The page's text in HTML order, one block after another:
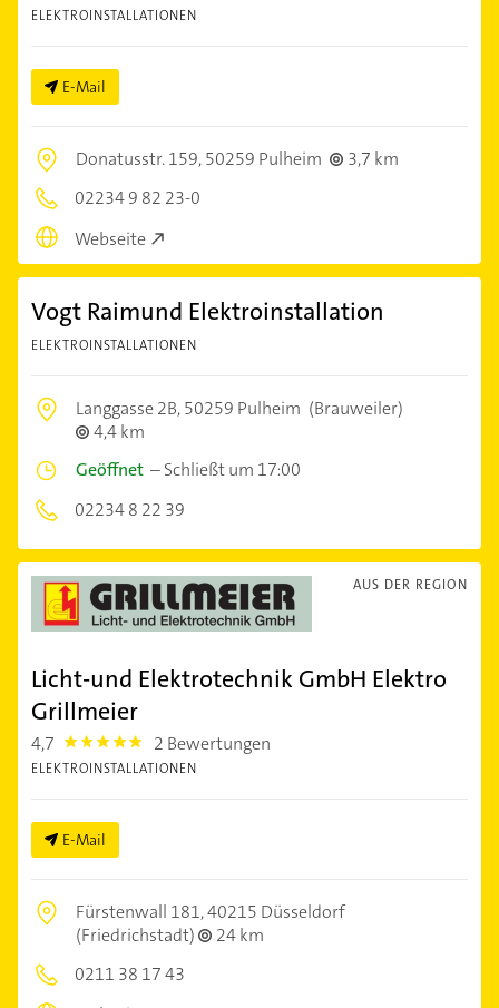
ELEKTROINSTALLATIONEN
E-Mail
Donatusstr. 159,50259 Pulheim
3,7 km
02234 9 82 23-0
Webseite
Vogt Raimund Elektroinstallation
ELEKTROINSTALLATIONEN
Langgasse 2B,50259 Pulheim (Brauweiler)
4,4 km
Geöffnet –Schließt um 17:00
02234 8 22 39
AUS DER REGION
Licht-und Elektrotechnik GmbH Elektro
Grillmeier
4,7 4.7000003 2 Bewertungen
ELEKTROINSTALLATIONEN
E-Mail
Fürstenwall 181,40215 Düsseldorf
(Friedrichstadt)
24 km
0211 38 17 43